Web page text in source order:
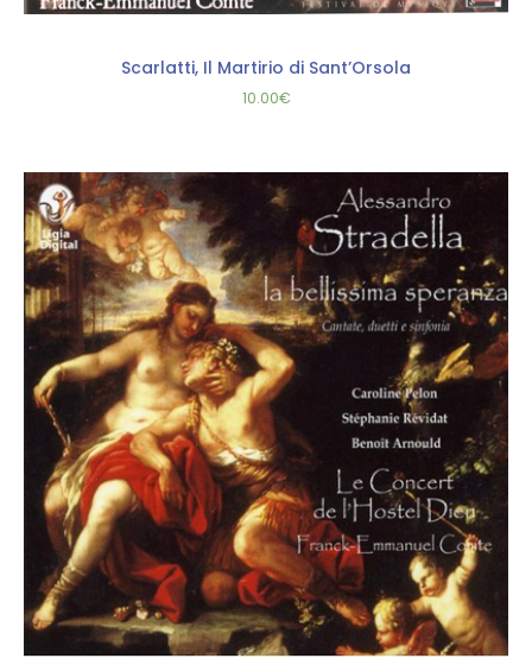
Scarlatti, Il Martirio di Sant’Orsola
10.00€